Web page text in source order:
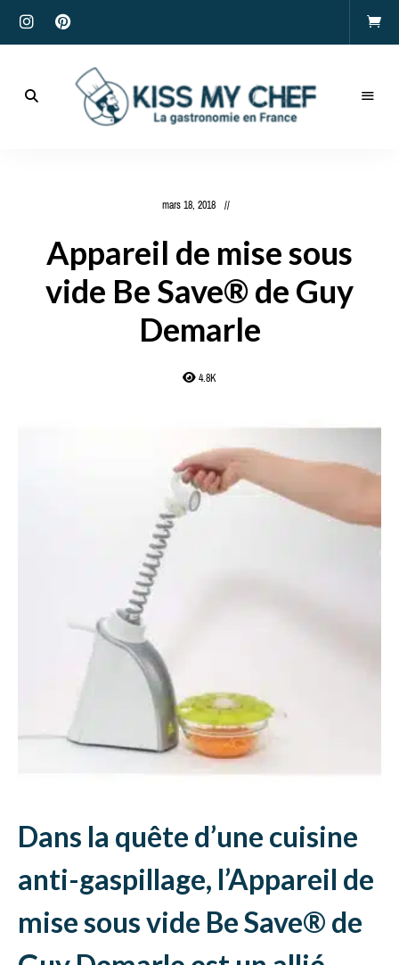
mars 18, 2018
Appareil de mise sous
vide Be Save® de Guy
Demarle
4.8K
Dans la quête d’une cuisine
anti-gaspillage, l’Appareil de
mise sous vide Be Save® de